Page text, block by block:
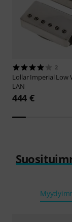
2
LollarImperial Low
LAN
444 €